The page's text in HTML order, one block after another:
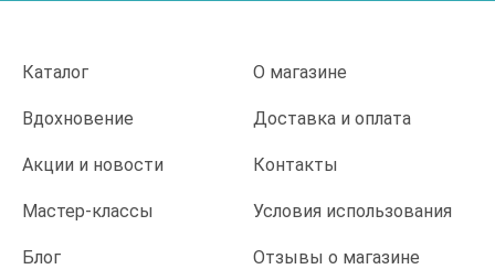
Каталог О магазине
Вдохновение Доставка и оплата
Акции и новости Контакты
Мастер-классы Условия использования
Блог Отзывы о магазине